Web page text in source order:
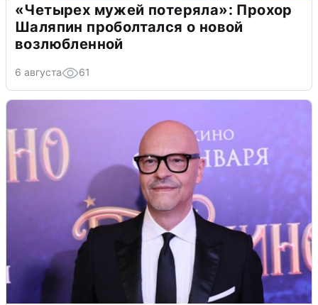
«Четырех мужей потеряла»: Прохор
Шаляпин проболтался о новой
возлюбленной
6 августа 61